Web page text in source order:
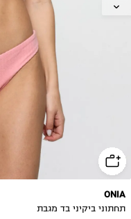
L
ONIA
תחתוני ביקיני בד מגבת